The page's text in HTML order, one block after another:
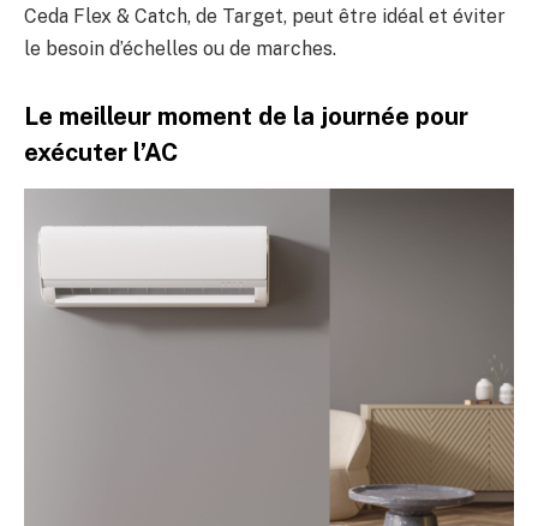
Ceda Flex & Catch, de Target, peut être idéal et éviter
le besoin d’échelles ou de marches.
Le meilleur moment de la journée pour
exécuter l’AC